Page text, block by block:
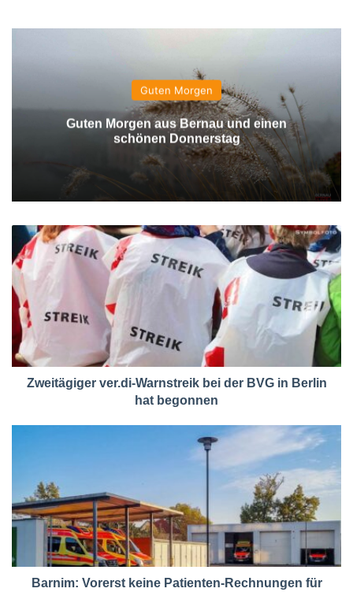
Guten Morgen
Guten Morgen aus Bernau und einen
schönen Donnerstag
Zweitägiger ver.di-Warnstreik bei der BVG in Berlin
hat begonnen
Barnim: Vorerst keine Patienten-Rechnungen für